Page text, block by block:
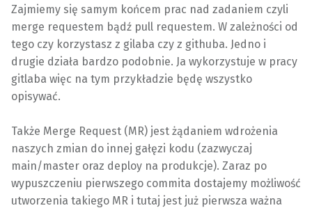
Zajmiemy się samym końcem prac nad zadaniem czyli
merge requestem bądź pull requestem. W zależności od
tego czy korzystasz z gilaba czy z githuba. Jedno i
drugie działa bardzo podobnie. Ja wykorzystuje w pracy
gitlaba więc na tym przykładzie będę wszystko
opisywać.
Także Merge Request (MR) jest żądaniem wdrożenia
naszych zmian do innej gałęzi kodu (zazwyczaj
main/master oraz deploy na produkcje). Zaraz po
wypuszczeniu pierwszego commita dostajemy możliwość
utworzenia takiego MR i tutaj jest już pierwsza ważna